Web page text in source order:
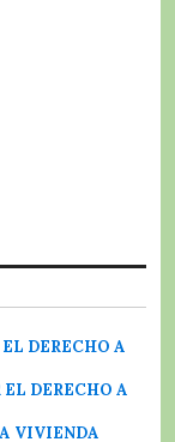
DERECHO A
DERECHO A
VIVIENDA